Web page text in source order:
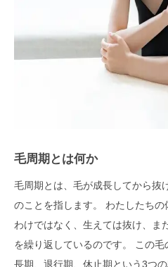
毛周期とは何か
毛周期とは、毛が成長してから抜
のことを指します。 わたしたち
わけではなく、生えては抜け、ま
を繰り返しているのです。 この
長期、退行期、休止期という3つ